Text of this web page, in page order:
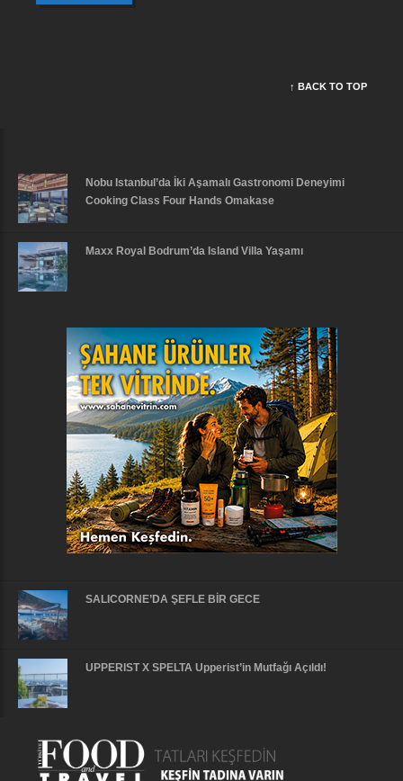
↑ BACK TO TOP
Nobu Istanbul’da İki Aşamalı Gastronomi Deneyimi
Cooking Class Four Hands Omakase
Maxx Royal Bodrum’da Island Villa Yaşamı
SALICORNE’DA ŞEFLE BİR GECE
UPPERIST X SPELTA Upperist’in Mutfağı Açıldı!